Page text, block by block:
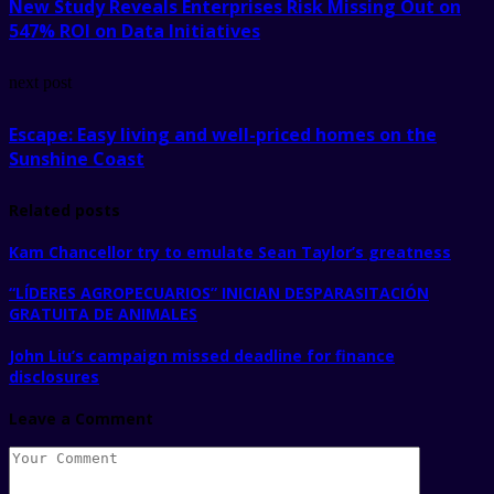
New Study Reveals Enterprises Risk Missing Out on
547% ROI on Data Initiatives
next post
Escape: Easy living and well-priced homes on the
Sunshine Coast
Related posts
Kam Chancellor try to emulate Sean Taylor’s greatness
“LÍDERES AGROPECUARIOS” INICIAN DESPARASITACIÓN
GRATUITA DE ANIMALES
John Liu’s campaign missed deadline for finance
disclosures
Leave a Comment